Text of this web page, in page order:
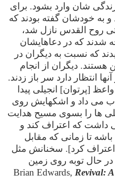
زندگی شان وارد بشود. برای
و به خودشان گفته بودند که
روح القدس نازل شد،
شدند که در دعاهایشان
که نسبت به دیگران در
دیگران از انجام
انتظار دارد سر باز زدند.
[پرتوان] انجیلی پیدا
می داد و اشکهایش روی
ها را بسوی مسیح هدایت
داشت که اعتراف کند و
تا زمانی که مقابل
[اعتراف کرد]. سخنانش مثل
حال توبه روی زمین
Revival: